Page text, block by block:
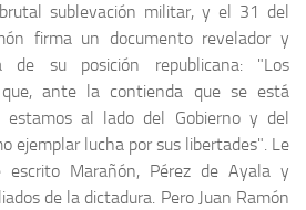
sublevación militar, y el 31 del
firma un documento revelador y
de su posición republicana: "Los
ante la contienda que se está
estamos al lado del Gobierno y del
ejemplar lucha por sus libertades". Le
escrito Marañón, Pérez de Ayala y
de la dictadura. Pero Juan Ramón